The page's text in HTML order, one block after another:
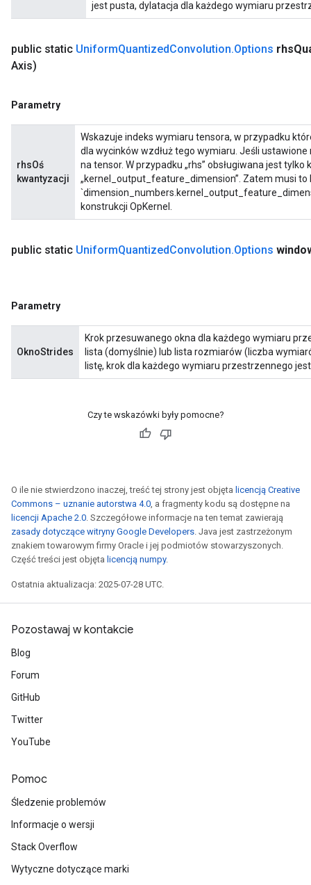
jest pusta, dylatacja dla każdego wymiaru
public static UniformQuantizedConvolution.Options rhs
Axis)
Parametry
rhsOś
kwantyzacji
Wskazuje indeks wymiaru tensora, w przypadku
dla wycinków wzdłuż tego wymiaru. Jeśli
na tensor. W przypadku „rhs” obsługiwana jest
„kernel_output_feature_dimension”. Zatem musi to
konstrukcji OpKernel.
public static UniformQuantizedConvolution.Options
Parametry
OknoStrides
Krok przesuwanego okna dla każdego wymiaru
lista (domyślnie) lub lista rozmiarów (liczba
listę, krok dla każdego wymiaru przestrzennego
Czy te wskazówki były pomocne?
O ile nie stwierdzono inaczej, treść tej strony jest objęta licencją Creative
Commons – uznanie autorstwa 4.0, a fragmenty kodu są dostępne na
licencji Apache 2.0. Szczegółowe informacje na ten temat zawierają
zasady dotyczące witryny Google Developers. Java jest zastrzeżonym
znakiem towarowym firmy Oracle i jej podmiotów stowarzyszonych.
Część treści jest objęta licencją numpy.
Ostatnia aktualizacja: 2025-07-28 UTC.
Pozostawaj w kontakcie
Blog
Forum
GitHub
Twitter
YouTube
Pomoc
Śledzenie problemów
Informacje o wersji
Stack Overflow
Wytyczne dotyczące marki